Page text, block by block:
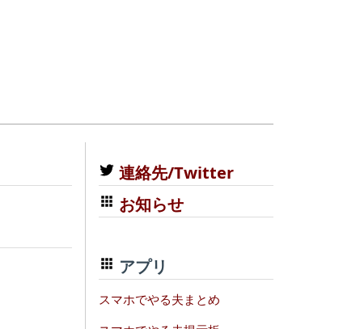
連絡先/Twitter
お知らせ
アプリ
スマホでやる夫まとめ